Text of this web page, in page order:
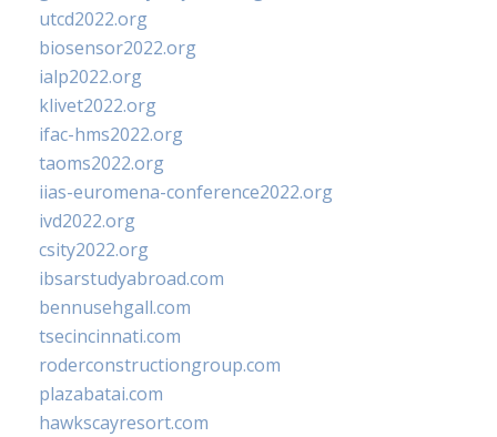
utcd2022.org
biosensor2022.org
ialp2022.org
klivet2022.org
ifac-hms2022.org
taoms2022.org
iias-euromena-conference2022.org
ivd2022.org
csity2022.org
ibsarstudyabroad.com
bennusehgall.com
tsecincinnati.com
roderconstructiongroup.com
plazabatai.com
hawkscayresort.com